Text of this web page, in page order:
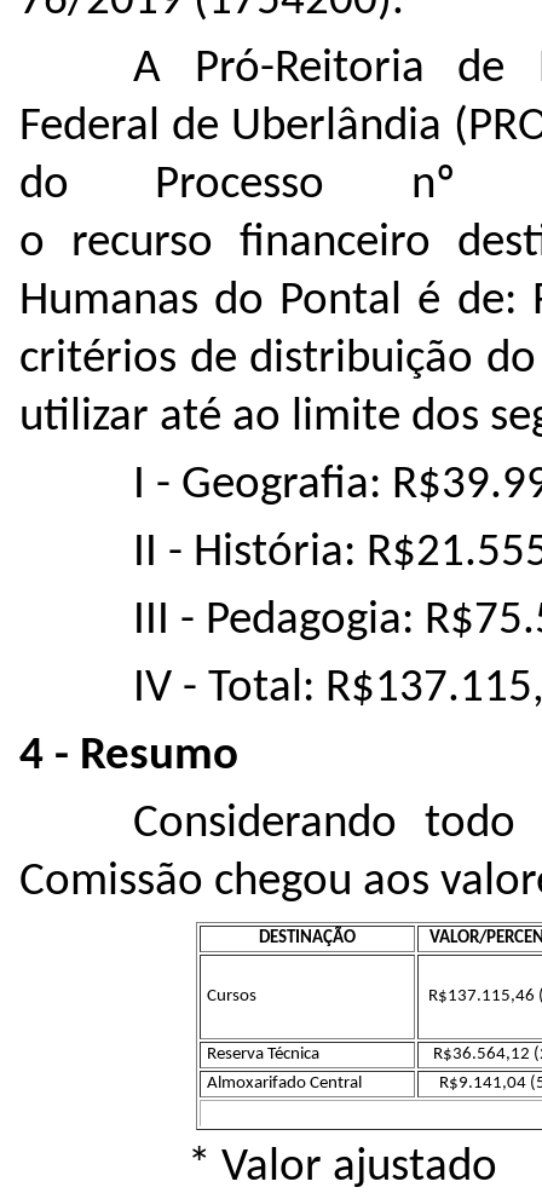
A Pró-Reitoria de
Federal de Uberlândia
do Processo nº
o recurso financeiro
Humanas do Pontal é de:
critérios de distribuição
utilizar até ao limite dos
I - Geografia:
II - História:
III - Pedagogia:
IV - Total:
4 - Resumo
Considerando
Comissão chegou aos
DESTINAÇÃO VALOR/
Cursos R$137.115,46
Reserva Técnica
R$36.564,12
Almoxarifado Central
R$9.141,04
* Valor ajustado